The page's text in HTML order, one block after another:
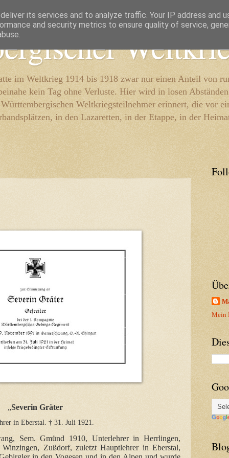
im Weltkrieg 1914 bis 1918 zwar nur einen Anteil von
kein Tag ohne Verluste. Hier wird in losen
Weltkriegsteilnehmer erinnert, die vor
in den Lazaretten, in der Etappe, in der
„Severin Gräter
in Eberstal. † 31. Juli 1921.
Sem. Gmünd 1910, Unterlehrer in Herrlingen,
Zußdorf, zuletzt Hauptlehrer in Eberstal,
Mein
its services and to analyze traffic. Your IP address and
and security metrics to ensure quality of service,